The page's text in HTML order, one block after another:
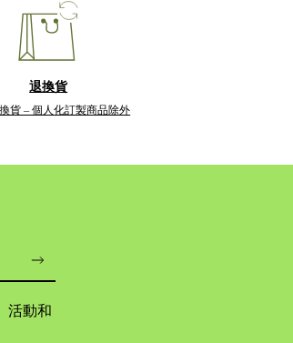
退換貨
貨 – 個人化訂製商品除外
活動和